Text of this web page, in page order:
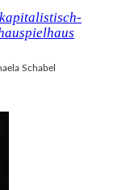
Schabel